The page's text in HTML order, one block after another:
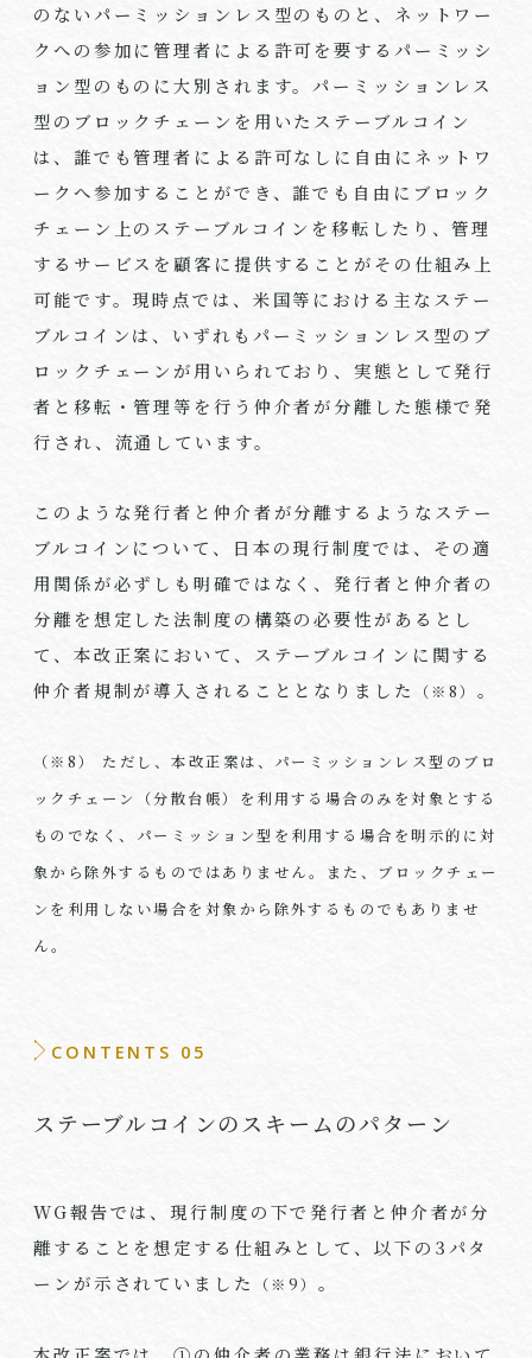
のないパーミッションレス型のものと、ネットワー
クへの参加に管理者による許可を要するパーミッシ
ョン型のものに大別されます。パーミッションレス
型のブロックチェーンを用いたステーブルコイン
は、誰でも管理者による許可なしに自由にネットワ
ークへ参加することができ、誰でも自由にブロック
チェーン上のステーブルコインを移転したり、管理
するサービスを顧客に提供することがその仕組み上
可能です。現時点では、米国等における主なステー
ブルコインは、いずれもパーミッションレス型のブ
ロックチェーンが用いられており、実態として発行
者と移転・管理等を行う仲介者が分離した態様で発
行され、流通しています。
このような発行者と仲介者が分離するようなステー
ブルコインについて、日本の現行制度では、その適
用関係が必ずしも明確ではなく、発行者と仲介者の
分離を想定した法制度の構築の必要性があるとし
て、本改正案において、ステーブルコインに関する
仲介者規制が導入されることとなりました
（※8） 。
（※8） ただし、本改正案は、パーミッションレス型のブロ
ックチェーン（分散台帳）を利用する場合のみを対象とする
ものでなく、パーミッション型を利用する場合を明示的に対
象から除外するものではありません。また、ブロックチェー
ンを利用しない場合を対象から除外するものでもありませ
ん。
CONTENTS 05
ステーブルコインのスキームのパターン
WG報告では、現行制度の下で発行者と仲介者が分
離することを想定する仕組みとして、以下の 3パタ
ーンが示されていました
（※9） 。